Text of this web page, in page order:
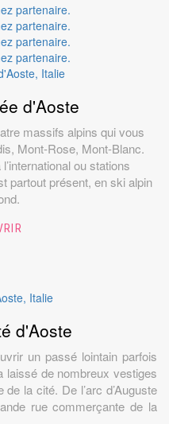
partenaire.
partenaire.
partenaire.
partenaire.
d'Aoste
massifs alpins qui vous
Mont-Rose, Mont-Blanc.
ou stations
partout présent, en ski alpin
d'Aoste
un passé lointain parfois
laissé de nombreux vestiges
la cité. De l’arc d’Auguste
rue commerçante de la